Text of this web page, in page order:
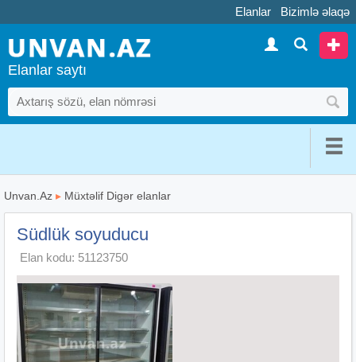
Elanlar Bizimlə əlaqə
Elanlar saytı
Unvan.Az ▸ Müxtəlif Digər elanlar
Südlük soyuducu
Elan kodu: 51123750